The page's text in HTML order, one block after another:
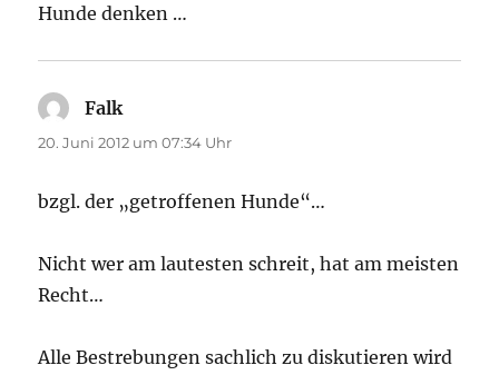
Hunde denken …
Falk
20. Juni 2012 um 07:34 Uhr
bzgl. der „getroffenen Hunde“…
Nicht wer am lautesten schreit, hat am meisten
Recht…
Alle Bestrebungen sachlich zu diskutieren wird